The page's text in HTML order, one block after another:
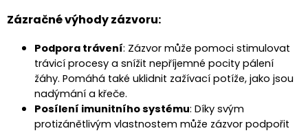
Zázračné výhody zázvoru:
Podpora trávení: Zázvor může pomoci stimulovat
trávicí procesy a snížit nepříjemné pocity pálení
žáhy. Pomáhá také uklidnit zažívací potíže, jako jsou
nadýmání a křeče.
Posílení imunitního systému: Díky svým
protizánětlivým vlastnostem může zázvor podpořit